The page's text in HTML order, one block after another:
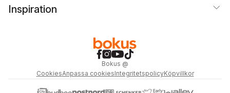
Inspiration
Bokus @
CookiesAnpassa cookiesIntegritetspolicyKöpvillkor